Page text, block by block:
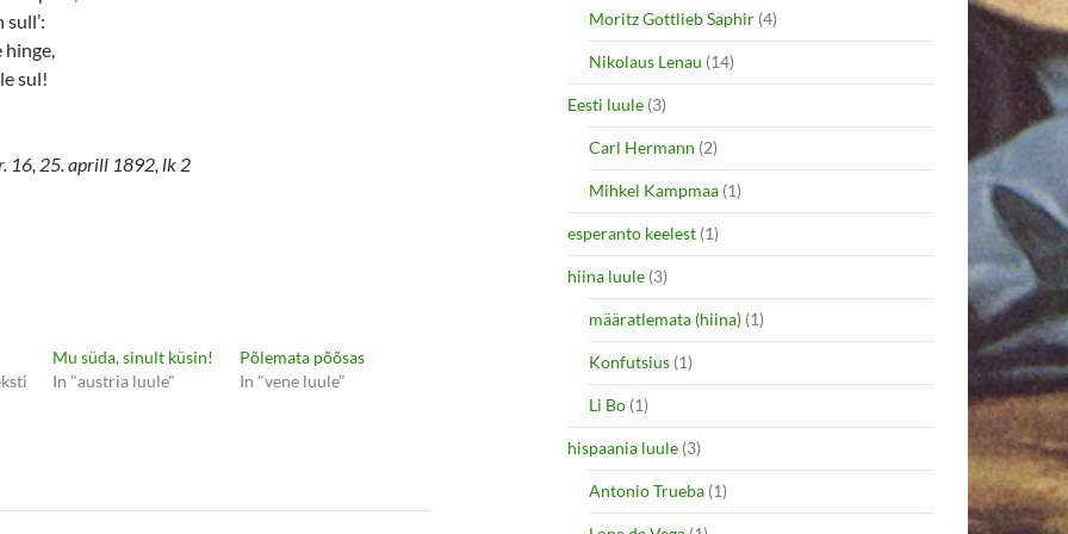
hinge,
sul!
16, 25. aprill 1892, lk 2
Mu süda, sinult küsin!
In "austria luule"
Põlemata põõsas
In "vene luule"
Moritz Gottlieb Saphir (4)
Nikolaus Lenau (14)
Eesti luule (3)
Carl Hermann (2)
Mihkel Kampmaa (1)
esperanto keelest (1)
hiina luule (3)
määratlemata (hiina) (1)
Konfutsius (1)
Li Bo (1)
hispaania luule (3)
Antonio Trueba (1)